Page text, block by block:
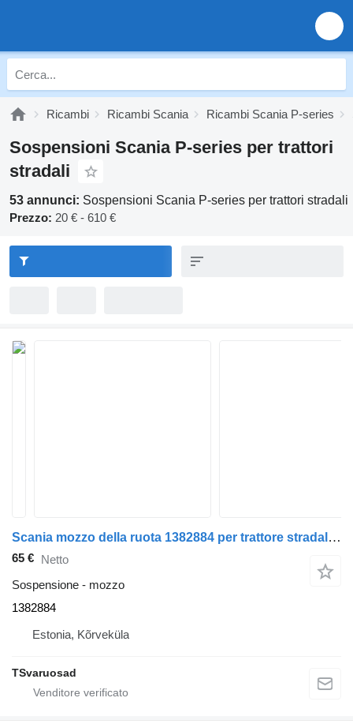
Ricambi Ricambi Scania Ricambi Scania P-series
Sospensioni Scania P-series per trattori
stradali
53 annunci: Sospensioni Scania P-series per trattori stradali
Prezzo: 20 € - 610 €
Scania mozzo della ruota 1382884 per trattore stradale Scania P230
65 € Netto
Sospensione - mozzo
1382884
Estonia, Kõrveküla
TSvaruosad